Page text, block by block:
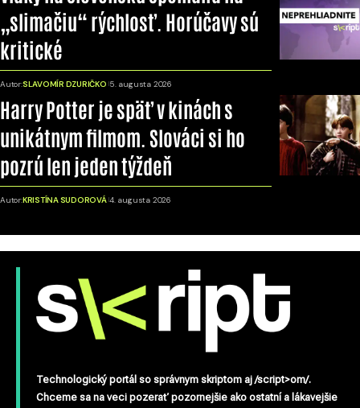
„slimačiu“ rýchlosť. Horúčavy sú
kritické
Autor:SLAVOMÍR DZURIČKO 5. augusta 2026
Harry Potter je späť v kinách s
unikátnym filmom. Slováci si ho
pozrú len jeden týždeň
Autor:KRISTÍNA SUDOROVÁ 4. augusta 2026
Technologický portál so správnym skriptom aj /script>om/.
Chceme sa na veci pozerať pozornejšie ako ostatní a lákavejšie